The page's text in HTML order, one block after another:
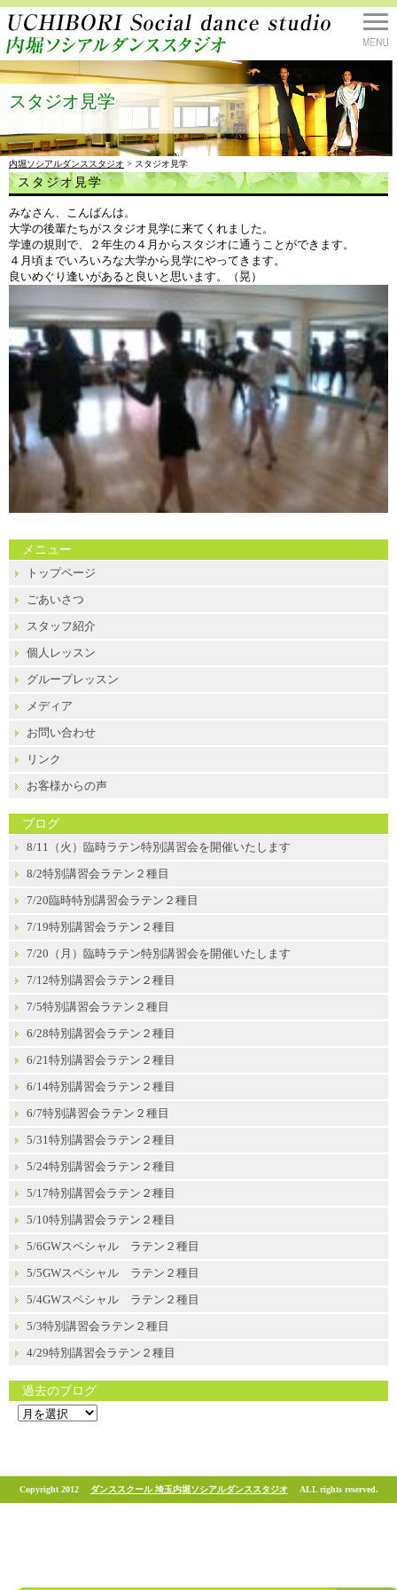
スタジオ見学
内堀ソシアルダンススタジオ > スタジオ見学
スタジオ見学
みなさん、こんばんは。
大学の後輩たちがスタジオ見学に来てくれました。
学連の規則で、２年生の４月からスタジオに通うことができます。
４月頃までいろいろな大学から見学にやってきます。
良いめぐり逢いがあると良いと思います。（晃）
メニュー
トップページ
ごあいさつ
スタッフ紹介
個人レッスン
グループレッスン
メディア
お問い合わせ
リンク
お客様からの声
ブログ
8/11（火）臨時ラテン特別講習会を開催いたします
8/2特別講習会ラテン２種目
7/20臨時特別講習会ラテン２種目
7/19特別講習会ラテン２種目
7/20（月）臨時ラテン特別講習会を開催いたします
7/12特別講習会ラテン２種目
7/5特別講習会ラテン２種目
6/28特別講習会ラテン２種目
6/21特別講習会ラテン２種目
6/14特別講習会ラテン２種目
6/7特別講習会ラテン２種目
5/31特別講習会ラテン２種目
5/24特別講習会ラテン２種目
5/17特別講習会ラテン２種目
5/10特別講習会ラテン２種目
5/6GWスペシャル ラテン２種目
5/5GWスペシャル ラテン２種目
5/4GWスペシャル ラテン２種目
5/3特別講習会ラテン２種目
4/29特別講習会ラテン２種目
過去のブログ
過
去
Copyright 2012 ダンススクール 埼玉内堀ソシアルダンススタジオALL rights reserved.